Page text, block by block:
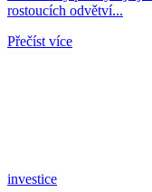
rostoucích odvětví...
Přečíst více
investice